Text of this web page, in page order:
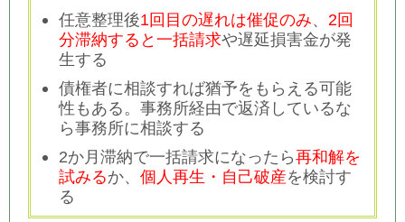
任意整理後1回目の遅れは催促のみ、 2回
分滞納すると一括請求や遅延損害金が発
生する
債権者に相談すれば猶予をもらえる可能
性もある。事務所経由で返済しているな
ら事務所に相談する
2か月滞納で一括請求になったら再和解を
試みるか、 個人再生・自己破産を検討す
る